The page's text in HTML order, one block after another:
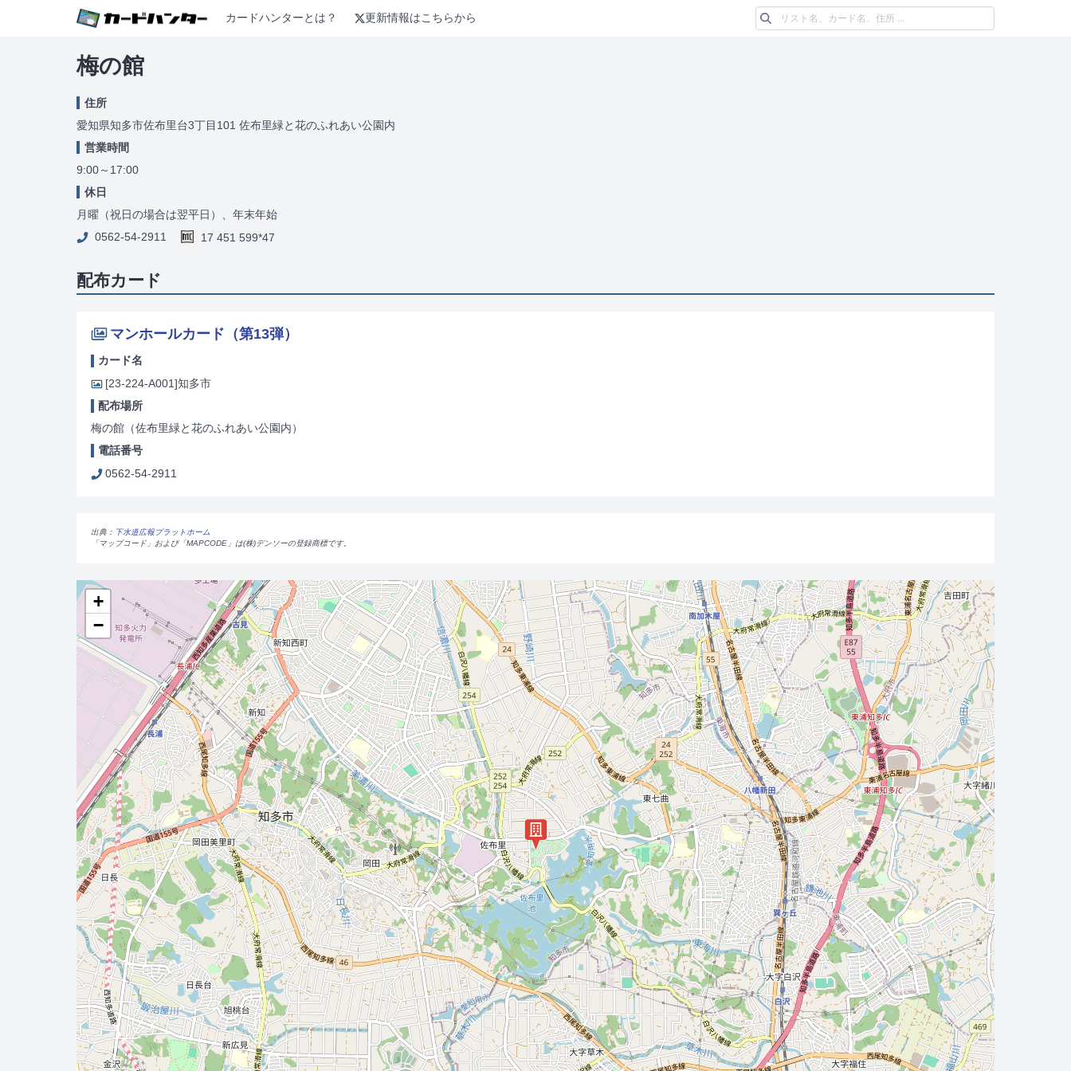
カードハンターとは？ 更新情報はこちらから
梅の館
住所
愛知県知多市佐布里台3丁目101 佐布里緑と花のふれあい公園内
営業時間
9:00～17:00
休日
月曜（祝日の場合は翌平日）、年末年始
0562-54-2911
17 451 599*47
配布カード
マンホールカード（第13弾）
カード名
[23-224-A001]知多市
配布場所
梅の館（佐布里緑と花のふれあい公園内）
電話番号
0562-54-2911
出典： 下水道広報プラットホーム
「マップコード」および「MAPCODE」は(株)デンソーの登録商標です。
+
−